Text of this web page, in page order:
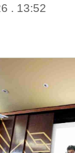
. 13:52